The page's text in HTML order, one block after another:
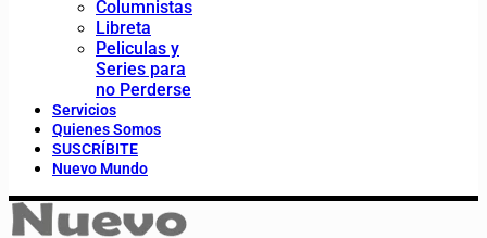
Columnistas
Libreta
Peliculas y
Series para
no Perderse
Servicios
Quienes Somos
SUSCRÍBITE
Nuevo Mundo